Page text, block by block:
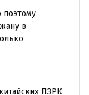
в
ПЗРК